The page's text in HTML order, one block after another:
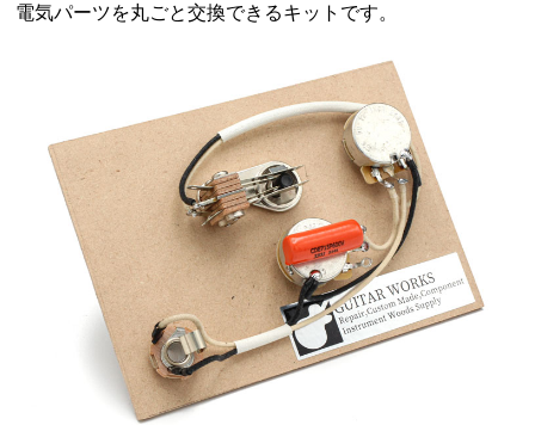
電気パーツを丸ごと交換できるキットです。